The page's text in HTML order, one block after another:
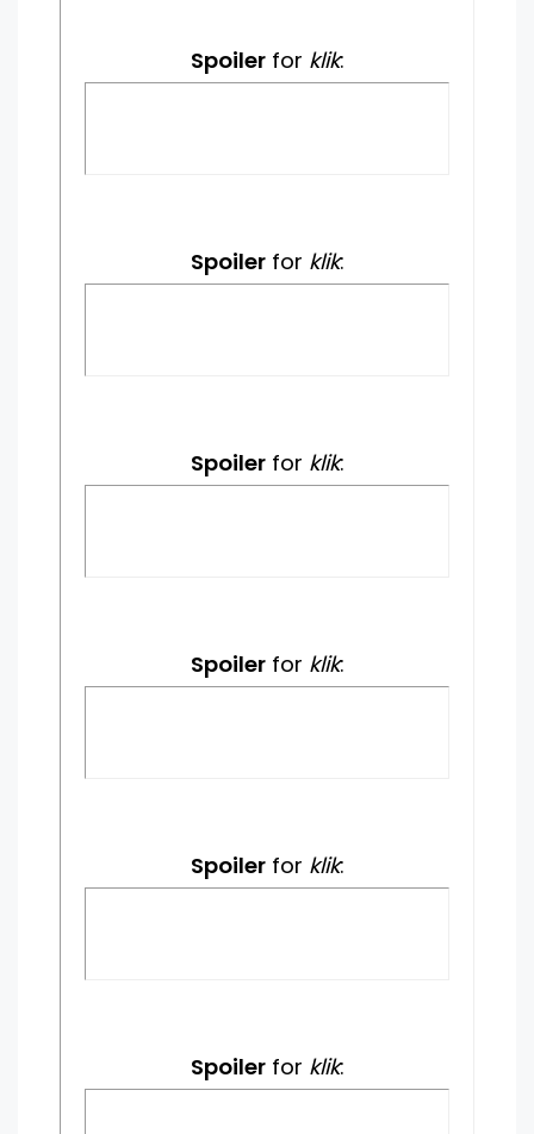
Spoilerfor klik:
Spoilerfor klik:
Spoilerfor klik:
Spoilerfor klik:
Spoilerfor klik:
Spoilerfor klik: